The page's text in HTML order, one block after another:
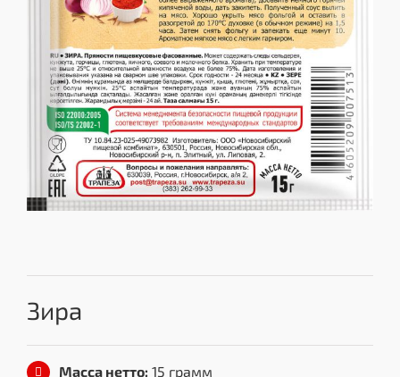
Зира
Масса нетто: 15 грамм